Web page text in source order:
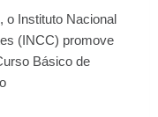
o Instituto Nacional
(INCC) promove
Básico de